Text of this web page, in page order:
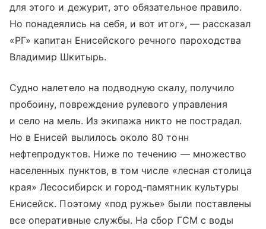
для этого и дежурит, это обязательное правило.
Но понадеялись на себя, и вот итог», — рассказал
«РГ» капитан Енисейского речного пароходства
Владимир Шкитырь.
Судно налетело на подводную скалу, получило
пробоину, повреждение рулевого управления
и село на мель. Из экипажа никто не пострадал.
Но в Енисей вылилось около 80 тонн
нефтепродуктов. Ниже по течению — множество
населенных пунктов, в том числе «лесная столица
края» Лесосибирск и город-памятник культуры
Енисейск. Поэтому «под ружье» были поставлены
все оперативные службы. На сбор ГСМ с воды